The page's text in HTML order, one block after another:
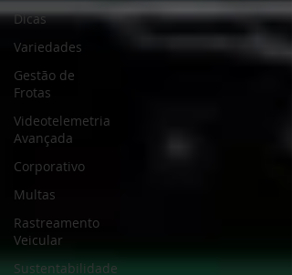
Dicas
Variedades
Gestão de
Frotas
Videotelemetria
Avançada
Corporativo
Multas
Rastreamento
Veicular
Sustentabilidade